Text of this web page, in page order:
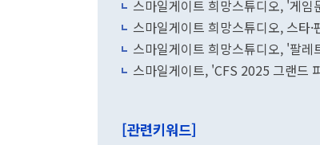
스마일게이트 희망스튜디오, '게임
스마일게이트 희망스튜디오, 스타
스마일게이트 희망스튜디오, '팔레
스마일게이트, 'CFS 2025 그랜드
[관련키워드]